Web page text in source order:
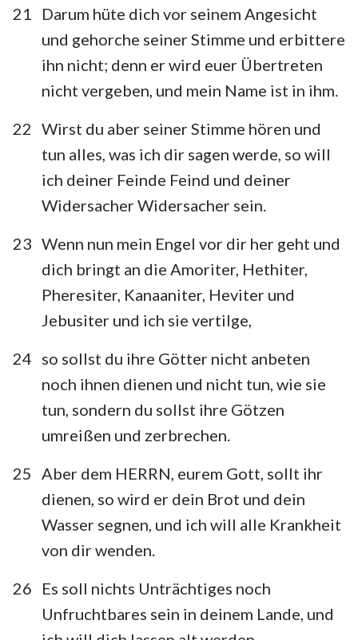
21
Darum hüte dich vor seinem Angesicht
und gehorche seiner Stimme und erbittere
ihn nicht; denn er wird euer Übertreten
nicht vergeben, und mein Name ist in ihm.
22 Wirst du aber seiner Stimme hören und
tun alles, was ich dir sagen werde, so will
ich deiner Feinde Feind und deiner
Widersacher Widersacher sein.
23 Wenn nun mein Engel vor dir her geht und
dich bringt an die Amoriter, Hethiter,
Pheresiter, Kanaaniter, Heviter und
Jebusiter und ich sie vertilge,
24 so sollst du ihre Götter nicht anbeten
noch ihnen dienen und nicht tun, wie sie
tun, sondern du sollst ihre Götzen
umreißen und zerbrechen.
25
Aber dem HERRN, eurem Gott, sollt ihr
dienen, so wird er dein Brot und dein
Wasser segnen, und ich will alle Krankheit
von dir wenden.
26
Es soll nichts Unträchtiges noch
Unfruchtbares sein in deinem Lande, und